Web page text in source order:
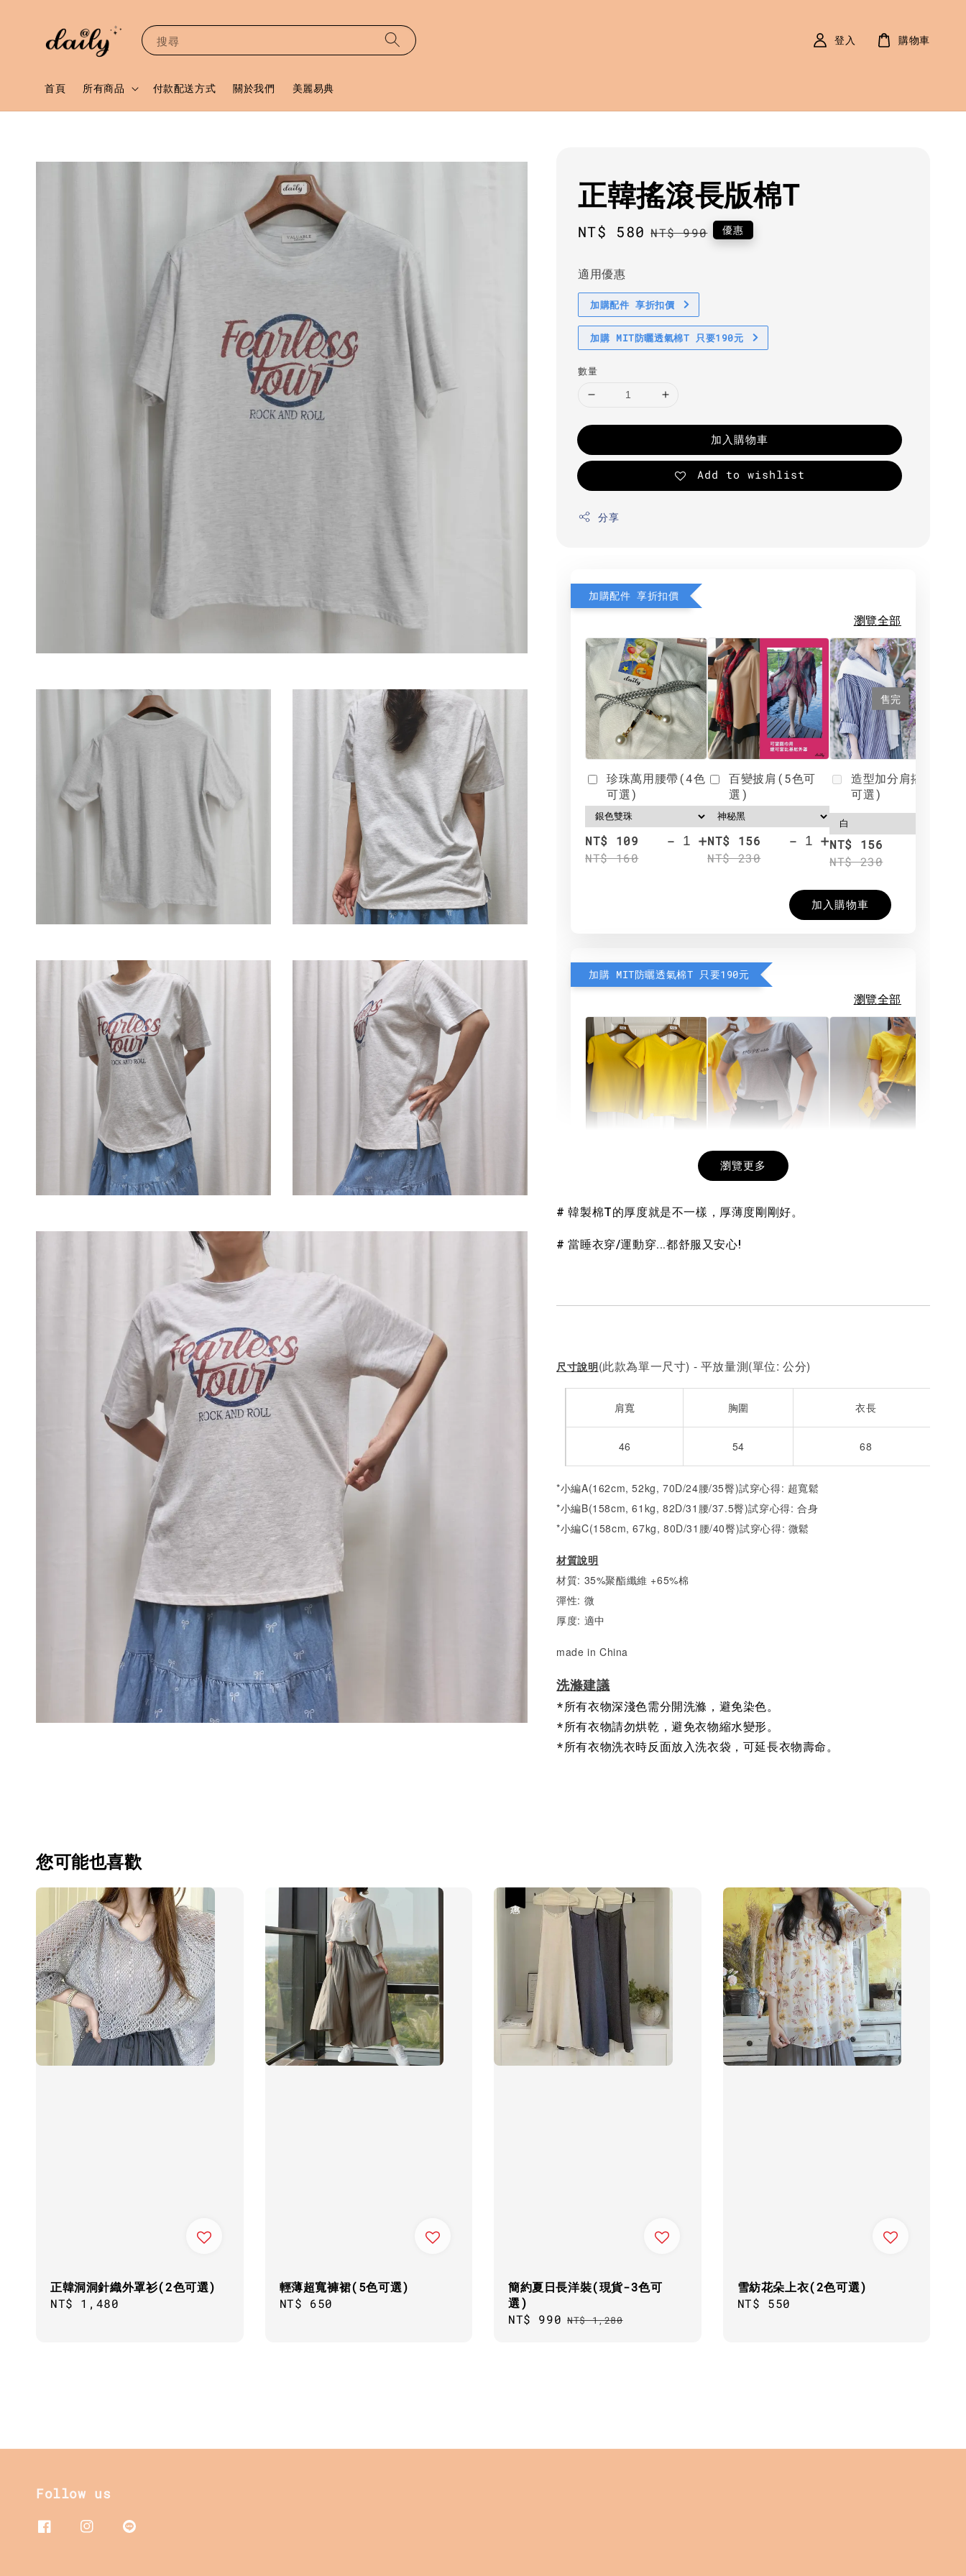
搜尋
首頁 所有商品 付款配送方式 關於我們 美麗易典
登入 購物車
正韓搖滾長版棉T
Sale
NT$ 580 Regular
NT$ 990 優惠
適用優惠
加購配件 享折扣價
加購 MIT防曬透氣棉T 只要190元
數量
加入購物車
Add to wishlist
分享
加購配件 享折扣價
瀏覽全部
珍珠萬用腰帶(4色
可選)
NT$ 109
NT$ 160
- +
百變披肩(5色可
選)
NT$ 156
NT$ 230
- +
售完
造型加分肩搭(4色
可選)
NT$ 156
NT$ 230
加入購物車
加購 MIT防曬透氣棉T 只要190元
瀏覽全部
NT$ 190
NT$ 450
- +
希望相隨雙面T
NT$ 190
NT$ 450
-
瀏覽更多
# 韓製棉T的厚度就是不一樣，厚薄度剛剛好。
# 當睡衣穿/運動穿...都舒服又安心!
尺寸說明(此款為單一尺寸) - 平放量測(單位: 公分)
肩寬 胸圍 衣長
46 54 68
*小編A(162cm, 52kg, 70D/24腰/35臀)試穿心得: 超寬鬆
*小編B(158cm, 61kg, 82D/31腰/37.5臀)試穿心得: 合身
*小編C(158cm, 67kg, 80D/31腰/40臀)試穿心得: 微鬆
材質說明
材質: 35%聚酯纖維 +65%棉
彈性: 微
厚度: 適中
made in China
洗滌建議
*所有衣物深淺色需分開洗滌，避免染色。
*所有衣物請勿烘乾，避免衣物縮水變形。
*所有衣物洗衣時反面放入洗衣袋，可延長衣物壽命。
您可能也喜歡
正韓洞洞針織外罩衫(2色可選)
Regular
NT$ 1,480
輕薄超寬褲裙(5色可選)
Regular
NT$ 650
簡約夏日長洋裝(現貨-3色可
選)
Sale
NT$ 990 Regular
NT$ 1,280
雪紡花朵上衣(2色可選)
Regular
NT$ 550
Follow us